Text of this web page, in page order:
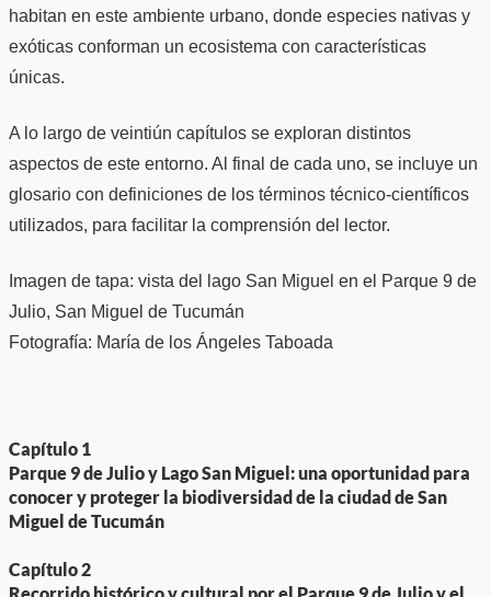
habitan en este ambiente urbano, donde especies nativas y
exóticas conforman un ecosistema con características
únicas.
A lo largo de veintiún capítulos se exploran distintos
aspectos de este entorno. Al final de cada uno, se incluye un
glosario con definiciones de los términos técnico-científicos
utilizados, para facilitar la comprensión del lector.
Imagen de tapa: vista del lago San Miguel en el Parque 9 de
Julio, San Miguel de Tucumán
Fotografía: María de los Ángeles Taboada
Capítulo 1
Parque 9 de Julio y Lago San Miguel: una oportunidad para
conocer y proteger la biodiversidad de la ciudad de San
Miguel de Tucumán
Capítulo 2